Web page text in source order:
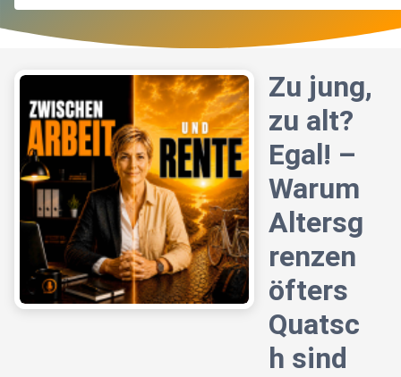
Zu jung,
zu alt?
Egal! –
Warum
Altersg
renzen
öfters
Quatsc
h sind